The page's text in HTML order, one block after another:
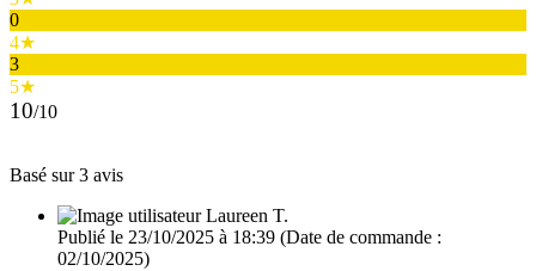
0
4★
3
5★
10/10
Basé sur 3 avis
Laureen T.
Publié le 23/10/2025 à 18:39 (Date de commande :
02/10/2025)